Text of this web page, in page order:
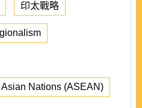
印太戰略
Nations (ASEAN)